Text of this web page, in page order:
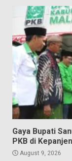
Gaya Bupati
PKB di
August 9, 2026